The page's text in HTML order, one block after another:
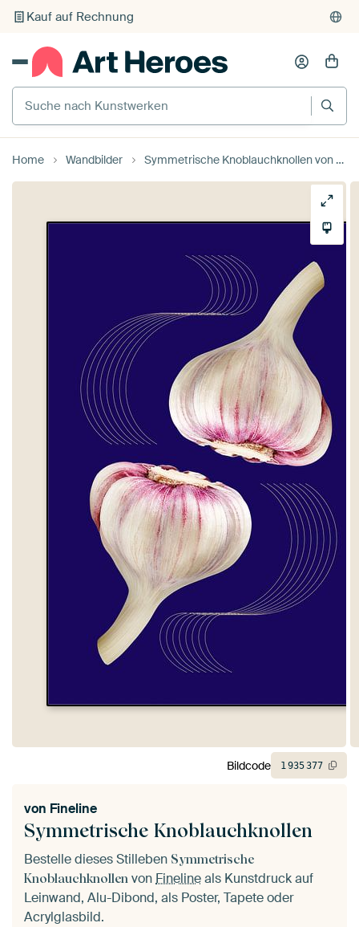
Individueller Druck auf Bestellung
Suche nach Kunstwerken
Home Wandbilder Symmetrische Knoblauchknollen von Fineline
Symmetrische Knoblauchknollen
von Fineline
Bestelle dieses Stilleben Symmetrische
Knoblauchknollen vonFinelineals Kunstdruck auf
Leinwand, Alu-Dibond, als Poster, Tapete oder
Acrylglasbild.
Bildcode 1935377